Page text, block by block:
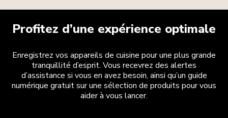
Profitez d’une expérience optimale
Enregistrez vos appareils de cuisine pour une plus grande
tranquillité d’esprit. Vous recevrez des alertes
d’assistance si vous en avez besoin, ainsi qu’un guide
numérique gratuit sur une sélection de produits pour vous
aider à vous lancer.